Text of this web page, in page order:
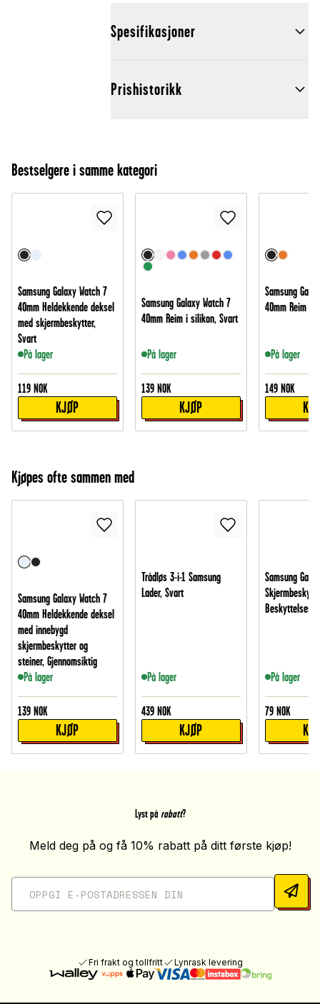
Spesifikasjoner
Prishistorikk
Bestselgere i samme kategori
Samsung Galaxy Watch 7
40mm Heldekkende deksel
med skjermbeskytter,
Svart
På lager
119 NOK
KJØP
Samsung Galaxy Watch 7
40mm Reim i silikon, Svart
På lager
139 NOK
KJØP
Samsung
40mm Reim i
På lager
149 NOK
Kjøpes ofte sammen med
Samsung Galaxy Watch 7
40mm Heldekkende deksel
med innebygd
skjermbeskytter og
steiner, Gjennomsiktig
På lager
139 NOK
KJØP
Trådløs 3-i-1 Samsung
Lader, Svart
På lager
439 NOK
KJØP
Samsung
På lager
79 NOK
Lyst på rabatt?
Meld deg på og få 10% rabatt på ditt første kjøp!
Fri frakt og tollfritt Lynrask levering